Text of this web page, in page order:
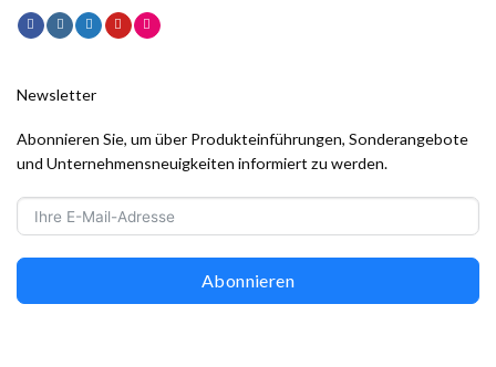
Newsletter
Abonnieren Sie, um über Produkteinführungen, Sonderangebote
und Unternehmensneuigkeiten informiert zu werden.
Abonnieren